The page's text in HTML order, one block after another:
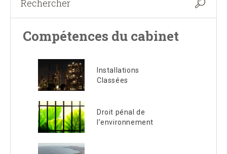
Compétences du cabinet
Installations
Classées
Droit pénal de
l’environnement